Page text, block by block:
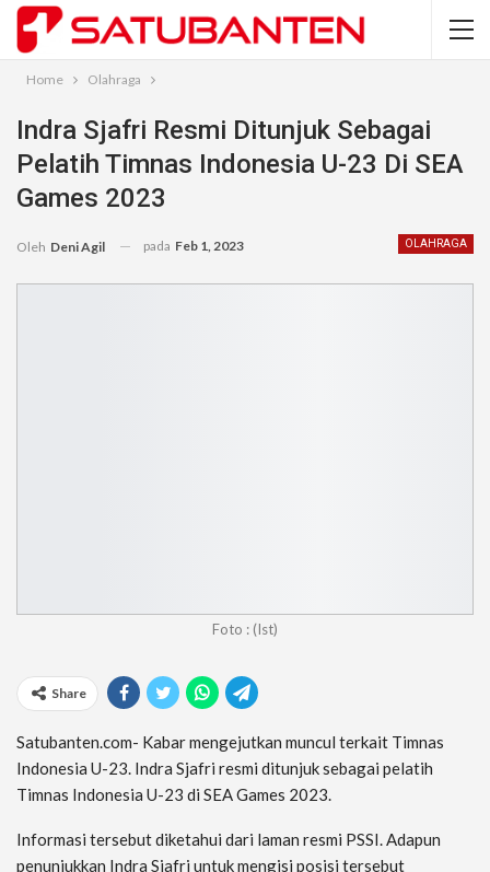
Home Olahraga
Indra Sjafri Resmi Ditunjuk Sebagai
Pelatih Timnas Indonesia U-23 Di SEA
Games 2023
OLAHRAGA
Oleh Deni Agil pada Feb 1, 2023
Foto : (Ist)
Share
Satubanten.com- Kabar mengejutkan muncul terkait Timnas
Indonesia U-23. Indra Sjafri resmi ditunjuk sebagai pelatih
Timnas Indonesia U-23 di SEA Games 2023.
Informasi tersebut diketahui dari laman resmi PSSI. Adapun
penunjukkan Indra Sjafri untuk mengisi posisi tersebut